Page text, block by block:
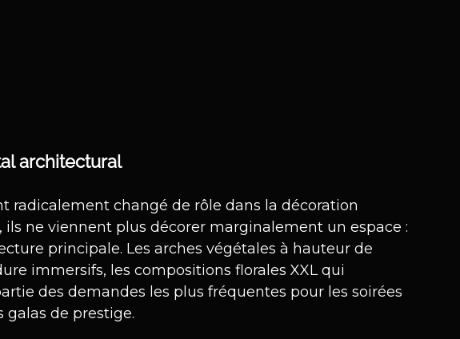
architectural
radicalement changé de rôle dans la décoration
ils ne viennent plus décorer marginalement un espace :
principale. Les arches végétales à hauteur de
immersifs, les compositions florales XXL qui
des demandes les plus fréquentes pour les soirées
de prestige.